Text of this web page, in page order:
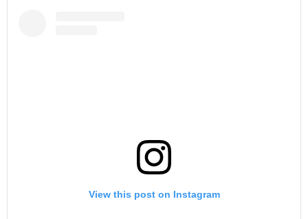
View this post on Instagram